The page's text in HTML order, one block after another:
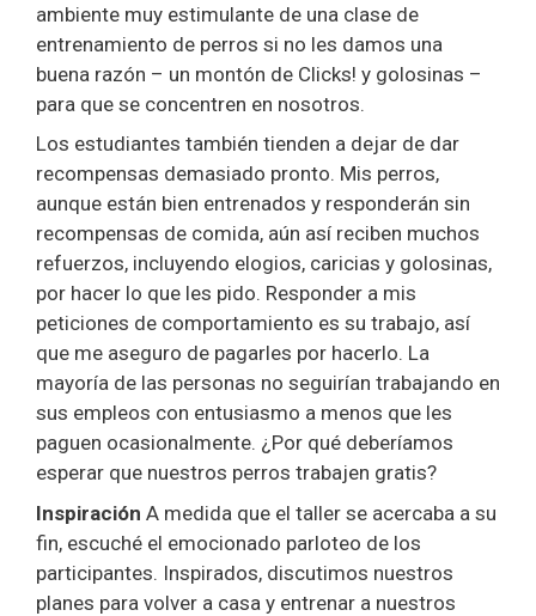
ambiente muy estimulante de una clase de
entrenamiento de perros si no les damos una
buena razón – un montón de Clicks! y golosinas –
para que se concentren en nosotros.
Los estudiantes también tienden a dejar de dar
recompensas demasiado pronto. Mis perros,
aunque están bien entrenados y responderán sin
recompensas de comida, aún así reciben muchos
refuerzos, incluyendo elogios, caricias y golosinas,
por hacer lo que les pido. Responder a mis
peticiones de comportamiento es su trabajo, así
que me aseguro de pagarles por hacerlo. La
mayoría de las personas no seguirían trabajando en
sus empleos con entusiasmo a menos que les
paguen ocasionalmente. ¿Por qué deberíamos
esperar que nuestros perros trabajen gratis?
Inspiración A medida que el taller se acercaba a su
fin, escuché el emocionado parloteo de los
participantes. Inspirados, discutimos nuestros
planes para volver a casa y entrenar a nuestros